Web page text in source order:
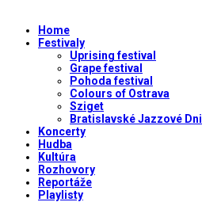
Home
Festivaly
Uprising festival
Grape festival
Pohoda festival
Colours of Ostrava
Sziget
Bratislavské Jazzové Dni
Koncerty
Hudba
Kultúra
Rozhovory
Reportáže
Playlisty